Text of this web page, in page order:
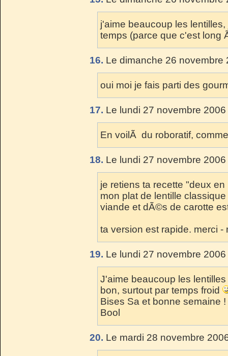
j'aime beaucoup les
temps (parce que c'est long
16. Le dimanche 26
oui moi je fais parti des
17. Le lundi 27 novembre
En voilÃ du roboratif,
18. Le lundi 27 novembre
je retiens ta recette "deux en
mon plat de lentille
viande et dÃ©s de carotte
ta version est rapide. merci -
19. Le lundi 27 novembre
J'aime beaucoup les
bon, surtout par temps froid
Bises Sa et bonne semaine !
Bool
20. Le mardi 28 novembre